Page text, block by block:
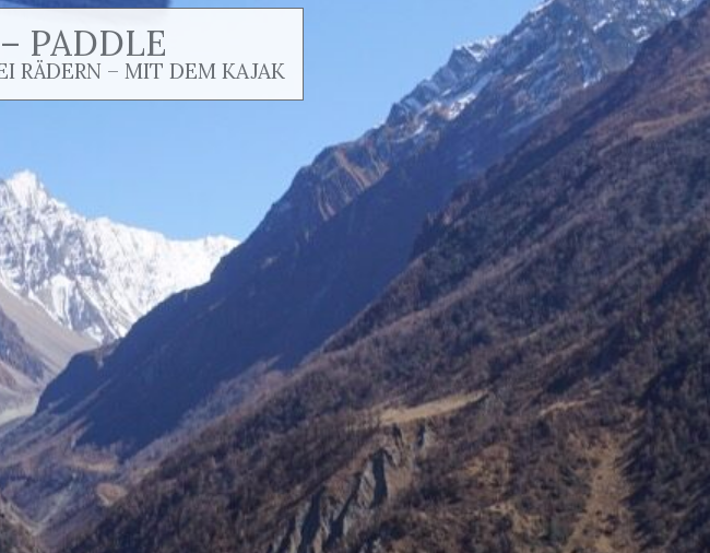
PADDLE
RÄDERN – MIT DEM KAJAK